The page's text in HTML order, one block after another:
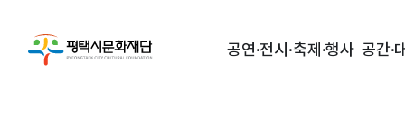
공연·전시·축제·행사 공간·